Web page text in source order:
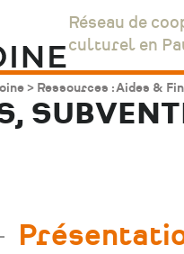
Réseau de
culturel en
Ressources : Aides &